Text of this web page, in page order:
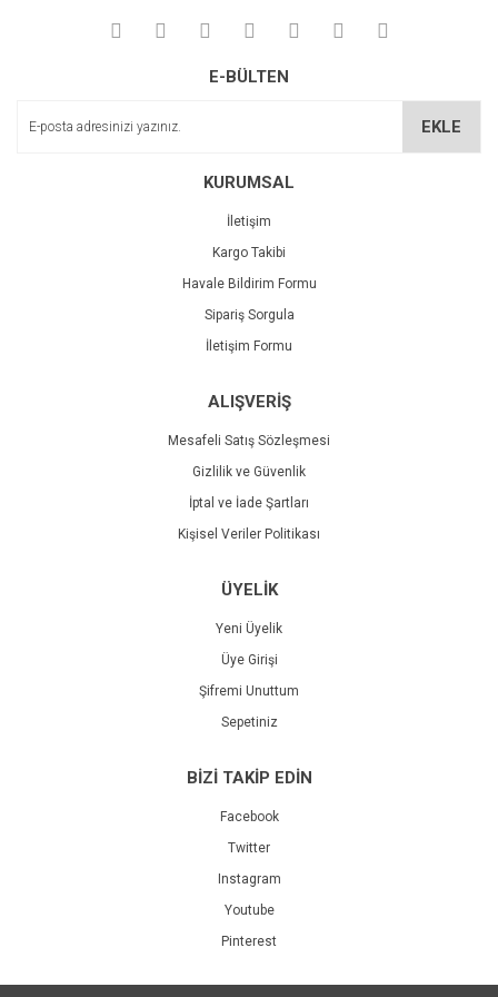
Yorum Yaz
Ürün açıklamasında eksik bilgiler bulunuyor.
Bu ürüne benzer farklı alternatifler olmalı.
Gönder
E-BÜLTEN
EKLE
KURUMSAL
İletişim
Kargo Takibi
Havale Bildirim Formu
Sipariş Sorgula
İletişim Formu
ALIŞVERİŞ
Mesafeli Satış Sözleşmesi
Gizlilik ve Güvenlik
İptal ve İade Şartları
Kişisel Veriler Politikası
ÜYELİK
Yeni Üyelik
Üye Girişi
Şifremi Unuttum
Sepetiniz
BİZİ TAKİP EDİN
Facebook
Twitter
Instagram
Youtube
Pinterest